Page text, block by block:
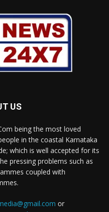
US
being the most loved
in the coastal Karnataka
which is well accepted for its
pressing problems such as
coupled with
or